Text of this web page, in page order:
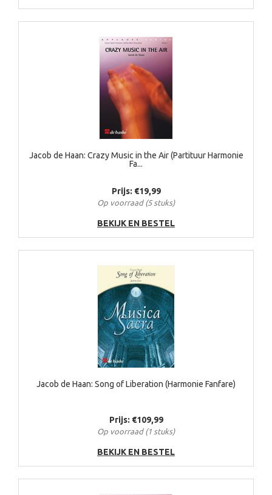
Jacob de Haan: Crazy Music in the Air (Partituur Harmonie
Fa...
Prijs: €19,99
Op voorraad (5 stuks)
BEKIJK EN BESTEL
Jacob de Haan: Song of Liberation (Harmonie Fanfare)
Prijs: €109,99
Op voorraad (1 stuks)
BEKIJK EN BESTEL